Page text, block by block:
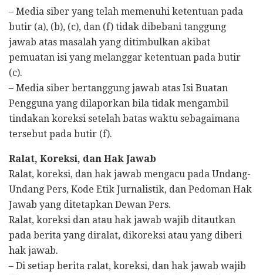
– Media siber yang telah memenuhi ketentuan pada
butir (a), (b), (c), dan (f) tidak dibebani tanggung
jawab atas masalah yang ditimbulkan akibat
pemuatan isi yang melanggar ketentuan pada butir
(c).
– Media siber bertanggung jawab atas Isi Buatan
Pengguna yang dilaporkan bila tidak mengambil
tindakan koreksi setelah batas waktu sebagaimana
tersebut pada butir (f).
Ralat, Koreksi, dan Hak Jawab
Ralat, koreksi, dan hak jawab mengacu pada Undang-
Undang Pers, Kode Etik Jurnalistik, dan Pedoman Hak
Jawab yang ditetapkan Dewan Pers.
Ralat, koreksi dan atau hak jawab wajib ditautkan
pada berita yang diralat, dikoreksi atau yang diberi
hak jawab.
– Di setiap berita ralat, koreksi, dan hak jawab wajib